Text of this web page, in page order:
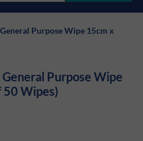
Purpose Wipe 15cm x
Purpose Wipe
50 Wipes)